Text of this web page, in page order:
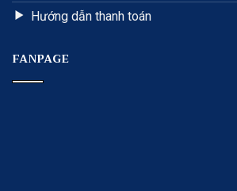
Hướng dẫn thanh toán
FANPAGE